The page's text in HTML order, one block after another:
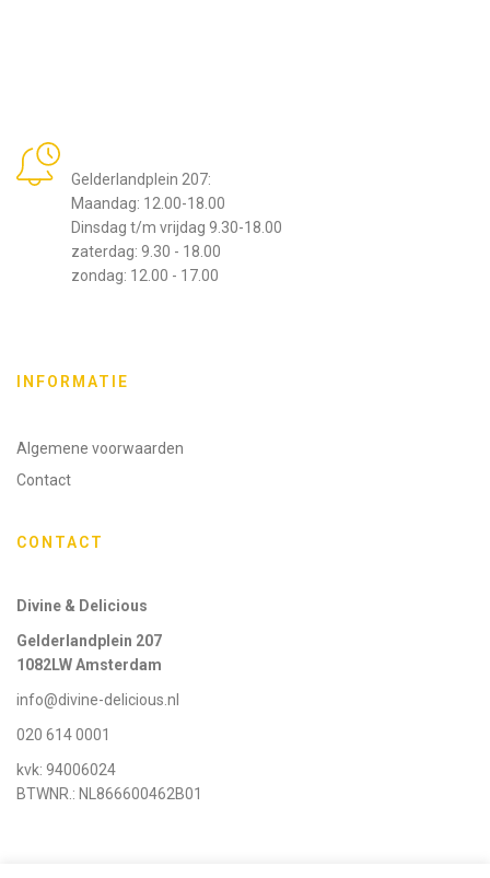
Gelderlandplein 207:
Maandag: 12.00-18.00
Dinsdag t/m vrijdag 9.30-18.00
zaterdag: 9.30 - 18.00
zondag: 12.00 - 17.00
INFORMATIE
Algemene voorwaarden
Contact
CONTACT
Divine & Delicious
Gelderlandplein 207
1082LW Amsterdam
info@divine-delicious.nl
020 614 0001
kvk: 94006024
BTWNR.: NL866600462B01